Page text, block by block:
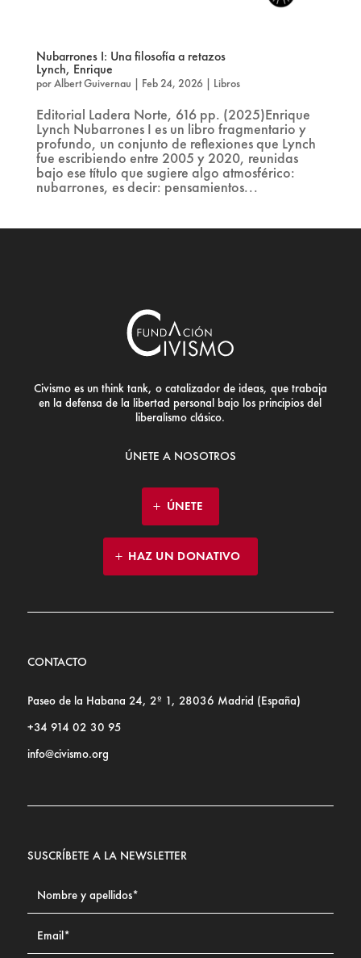
Nubarrones I: Una filosofía a retazos
Lynch, Enrique
porAlbert Guivernau | Feb 24, 2026| Libros
Editorial Ladera Norte, 616 pp. (2025)Enrique
Lynch Nubarrones I es un libro fragmentario y
profundo, un conjunto de reflexiones que Lynch
fue escribiendo entre 2005 y 2020, reunidas
bajo ese título que sugiere algo atmosférico:
nubarrones, es decir: pensamientos...
Civismo es un think tank, o catalizador de ideas, que trabaja
en la defensa de la libertad personal bajo los principios del
liberalismo clásico.
ÚNETE A NOSOTROS
ÚNETE
HAZ UN DONATIVO
CONTACTO
Paseo de la Habana 24, 2º 1, 28036 Madrid (España)
+34 914 02 30 95
info@civismo.org
SUSCRÍBETE A LA NEWSLETTER